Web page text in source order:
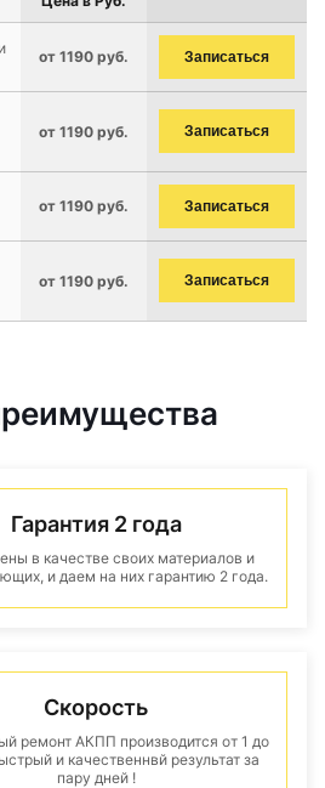
от 1190 руб. Записаться
от 1190 руб. Записаться
от 1190 руб. Записаться
от 1190 руб. Записаться
Гарантия 2 года
в качестве своих материалов и
и даем на них гарантию 2 года.
Скорость
ремонт АКПП производится от 1 до
и качественнвй результат за
пару дней !